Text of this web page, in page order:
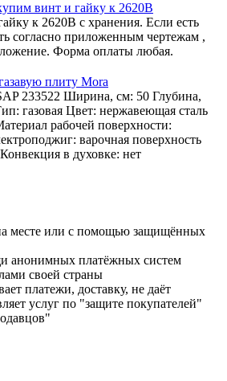
винт и гайку к 2620В
к 2620В с хранения. Если есть
согласно приложенным чертежам ,
Форма оплаты любая.
плиту Mora
233522 Ширина, см: 50 Глубина,
газовая Цвет: нержавеющая сталь
рабочей поверхности:
варочная поверхность
в духовке: нет
месте или с помощью защищённых
анонимных платёжных систем
своей страны
платежи, доставку, не даёт
услуг по "защите покупателей"